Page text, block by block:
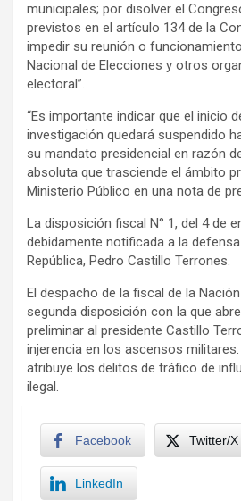
municipales; por disolver el
previstos en el artículo 134 de la
impedir su reunión o
Nacional de Elecciones y otros
electoral”.
“Es importante indicar que el inicio
investigación quedará suspendido
su mandato presidencial en razón
absoluta que trasciende el ámbito
Ministerio Público en una nota de
La disposición fiscal N° 1, del 4 de
debidamente notificada a la
República, Pedro Castillo Terrones.
El despacho de la fiscal de la
segunda disposición con la que
preliminar al presidente Castillo
injerencia en los ascensos
atribuye los delitos de tráfico de
ilegal.
Facebook Twitter/X
LinkedIn